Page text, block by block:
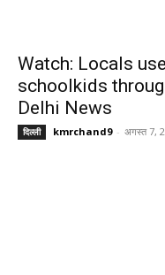
Watch: Locals
schoolkids
Delhi News
दिल्ली kmrchand9 - अगस्त 7,